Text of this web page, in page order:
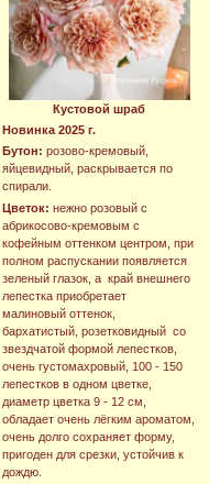
Кустовой шраб
Новинка 2025 г.
Бутон: розово-кремовый,
яйцевидный, раскрывается по
спирали.
Цветок: нежно розовый с
абрикосово-кремовым с
кофейным оттенком центром, при
полном распускании появляется
зеленый глазок, а край внешнего
лепестка приобретает
малиновый оттенок,
бархатистый, розетковидный со
звездчатой формой лепестков,
очень густомахровый, 100 - 150
лепестков в одном цветке,
диаметр цветка 9 - 12 см,
обладает очень лёгким ароматом,
очень долго сохраняет форму,
пригоден для срезки, устойчив к
дождю.
BERTRAND AMOUSSOU (Бертран Амуссу)
руб.
формы от
пятилетние